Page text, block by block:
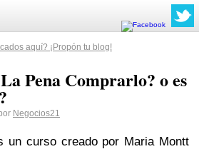
aquí? ¡Propón tu blog!
Pena Comprarlo? o es
Negocios21
un curso creado por Maria Montt